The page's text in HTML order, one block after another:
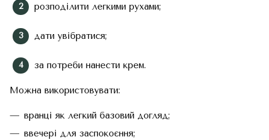
розподілити легкими рухами;
дати увібратися;
за потреби нанести крем.
Можна використовувати:
вранці як легкий базовий догляд;
ввечері для заспокоєння;